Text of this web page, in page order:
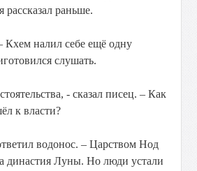
рассказал раньше.
Кхем налил себе ещё одну
слушать.
- сказал писец. – Как
к власти?
водонос. – Царством Нод
династия Луны. Но люди устали